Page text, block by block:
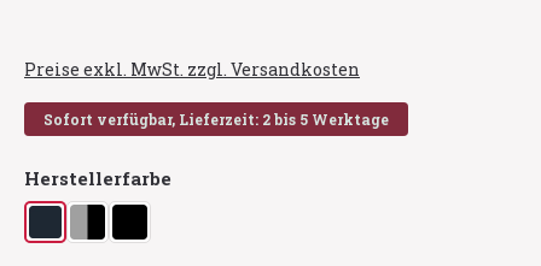
Preise exkl. MwSt. zzgl. Versandkosten
Sofort verfügbar, Lieferzeit: 2 bis 5 Werktage
Herstellerfarbe
dunkelmarine
grau/schwarz
(Diese Option ist zurzeit nicht verfügbar.)
schwarz